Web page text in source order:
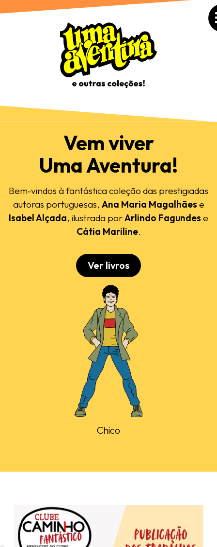
Vem viver
Uma Aventura!
Bem-vindos à fantástica coleção das prestigiadas
autoras portuguesas, Ana Maria Magalhães e
Isabel Alçada, ilustrada porArlindo Fagundes e
Cátia Mariline.
Ver livros
Chico